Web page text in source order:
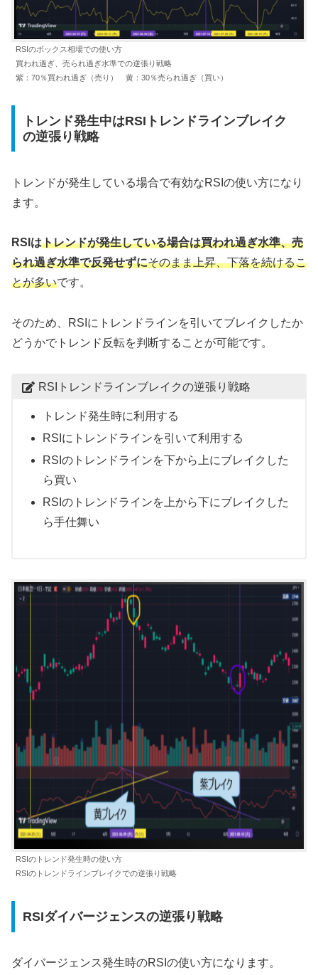
RSIのボックス相場での使い方
買われ過ぎ、売られ過ぎ水準での逆張り戦略
紫：70％買われ過ぎ（売り） 黄：30％売られ過ぎ（買い）
トレンド発生中はRSIトレンドラインブレイク
の逆張り戦略
トレンドが発生している場合で有効なRSIの使い方になり
ます。
RSIはトレンドが発生している場合は買われ過ぎ水準、売
られ過ぎ水準で反発せずにそのまま上昇、下落を続けるこ
とが多いです。
そのため、RSIにトレンドラインを引いてブレイクしたか
どうかでトレンド反転を判断することが可能です。
RSIトレンドラインブレイクの逆張り戦略
トレンド発生時に利用する
RSIにトレンドラインを引いて利用する
RSIのトレンドラインを下から上にブレイクした
ら買い
RSIのトレンドラインを上から下にブレイクした
ら手仕舞い
RSIのトレンド発生時の使い方
RSIのトレンドラインブレイクでの逆張り戦略
RSIダイバージェンスの逆張り戦略
ダイバージェンス発生時のRSIの使い方になります。